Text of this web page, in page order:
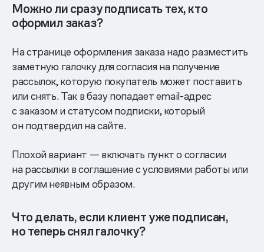
Можно ли сразу подписать тех, кто
оформил заказ?
На странице оформления заказа надо разместить
заметную галочку для согласия на получение
рассылок, которую покупатель может поставить
или снять. Так в базу попадает email-адрес
с заказом и статусом подписки, который
он подтвердил на сайте.
Плохой вариант — включать пункт о согласии
на рассылки в соглашение с условиями работы или
другим неявным образом.
Что делать, если клиент уже подписан,
но теперь снял галочку?